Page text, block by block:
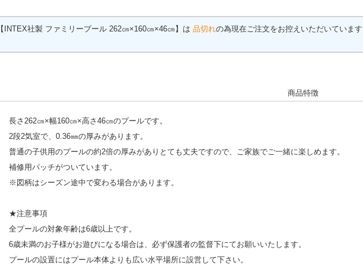
【INTEX社製 ファミリープール 262㎝×160㎝×46㎝】は 品切れの為現在ご注文をお控えいただいています
商品特徴
長さ262㎝×幅160㎝×高さ46㎝のプールです。
2段2気室で、0.36㎜の厚みがあります。
普通の子供用のプールの約2倍の厚みがありとても丈夫ですので、ご家族でご一緒に楽しめます。
補修用パッチがついています。
※図柄はシーズン途中で変わる場合があります。
★注意事項
全プールの対象年齢は6歳以上です。
6歳未満のお子様がお遊びになる場合は、必ず保護者の監督下にてお願いいたします。
プールの設置にはプール本体よりも広い水平場所に設営して下さい。